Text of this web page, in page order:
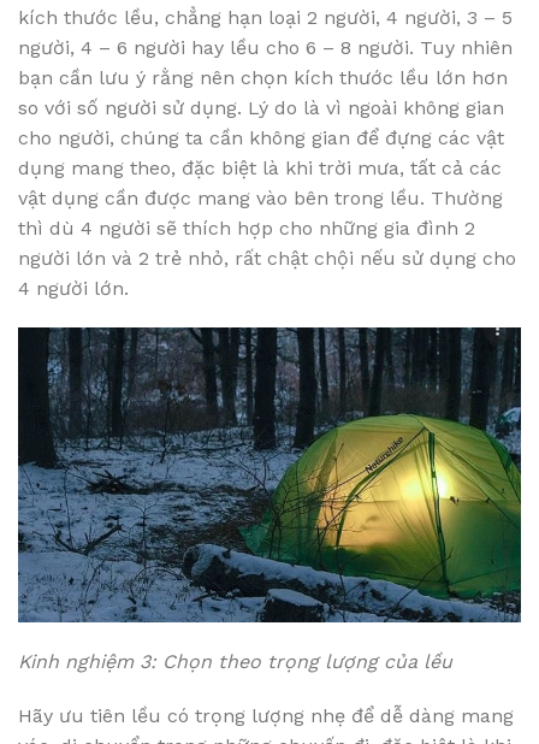
kích thước lều, chẳng hạn loại 2 người, 4 người, 3 – 5
người, 4 – 6 người hay lều cho 6 – 8 người. Tuy nhiên
bạn cần lưu ý rằng nên chọn kích thước lều lớn hơn
so với số người sử dụng. Lý do là vì ngoài không gian
cho người, chúng ta cần không gian để đựng các vật
dụng mang theo, đặc biệt là khi trời mưa, tất cả các
vật dụng cần được mang vào bên trong lều. Thường
thì dù 4 người sẽ thích hợp cho những gia đình 2
người lớn và 2 trẻ nhỏ, rất chật chội nếu sử dụng cho
4 người lớn.
Kinh nghiệm 3: Chọn theo trọng lượng của lều
Hãy ưu tiên lều có trọng lượng nhẹ để dễ dàng mang